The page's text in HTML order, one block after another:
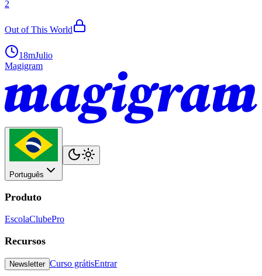
2
Out of This World
18mJulio
Magigram
Português
Produto
EscolaClubePro
Recursos
Newsletter Curso grátisEntrar